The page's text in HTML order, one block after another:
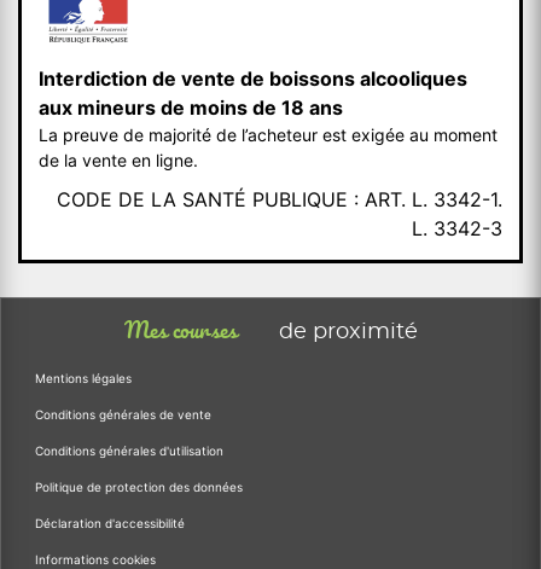
Interdiction de vente de boissons alcooliques
aux mineurs de moins de 18 ans
La preuve de majorité de l’acheteur est exigée au moment
de la vente en ligne.
CODE DE LA SANTÉ PUBLIQUE : ART. L. 3342-1.
L. 3342-3
Mes courses de proximité
Mentions légales
Conditions générales de vente
Conditions générales d'utilisation
Politique de protection des données
Déclaration d'accessibilité
Informations cookies